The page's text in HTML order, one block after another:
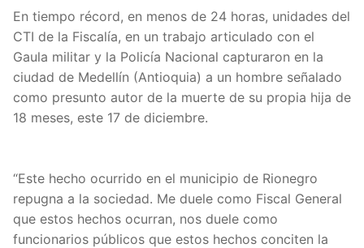
En tiempo récord, en menos de 24 horas, unidades del
CTI de la Fiscalía, en un trabajo articulado con el
Gaula militar y la Policía Nacional capturaron en la
ciudad de Medellín (Antioquia) a un hombre señalado
como presunto autor de la muerte de su propia hija de
18 meses, este 17 de diciembre.
“Este hecho ocurrido en el municipio de Rionegro
repugna a la sociedad. Me duele como Fiscal General
que estos hechos ocurran, nos duele como
funcionarios públicos que estos hechos conciten la